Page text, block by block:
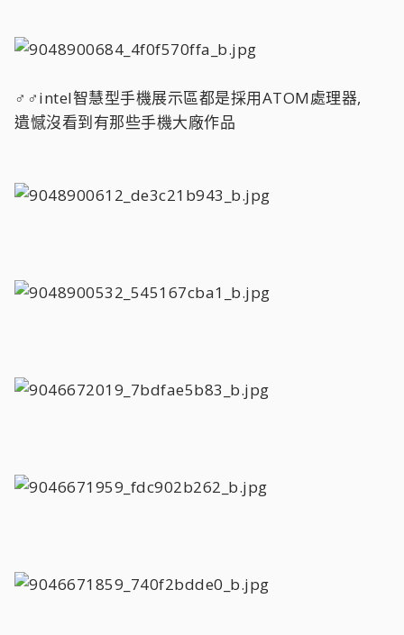
♂♂intel智慧型手機展示區都是採用ATOM處理器,
遺憾沒看到有那些手機大廠作品